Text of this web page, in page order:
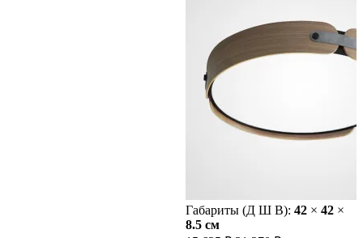
Габариты (Д Ш В): 42 × 42 ×
8.5 cм